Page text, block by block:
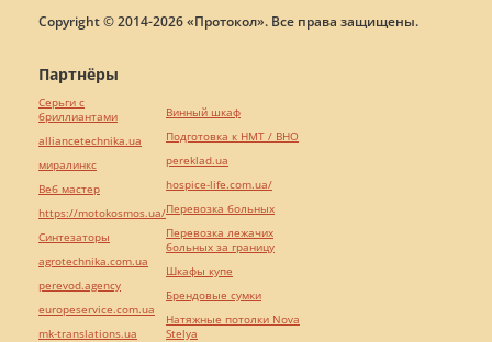
Copyright © 2014-2026 «Протокол». Все права защищены.
Партнёры
Серьги с
бриллиантами
alliancetechnika.ua
миралинкс
Веб мастер
https://motokosmos.ua/
Синтезаторы
agrotechnika.com.ua
perevod.agency
europeservice.com.ua
mk-translations.ua
Винный шкаф
Подготовка к НМТ / ВНО
pereklad.ua
hospice-life.com.ua/
Перевозка больных
Перевозка лежачих
больных за границу
Шкафы купе
Брендовые сумки
Натяжные потолки Nova
Stelya